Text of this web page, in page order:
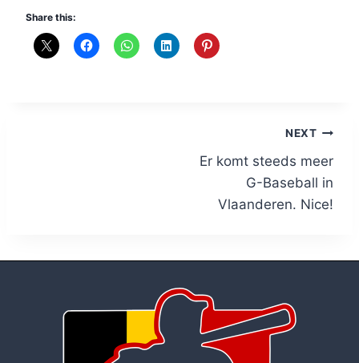
Share this:
NEXT
Er komt steeds meer
G-Baseball in
Vlaanderen. Nice!